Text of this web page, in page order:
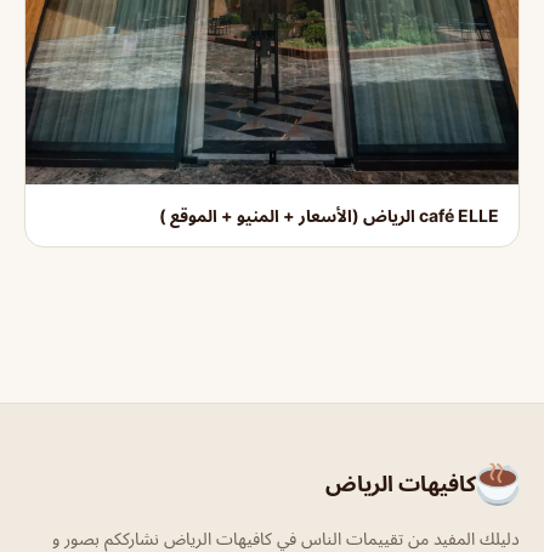
café ELLE الرياض (الأسعار + المنيو + الموقع )
كافيهات الرياض
دليلك المفيد من تقييمات الناس في كافيهات الرياض نشارككم بصور و